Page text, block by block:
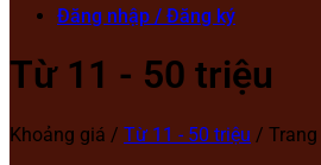
Đăng nhập / Đăng ký
Từ 11 - 50 triệu
Khoảng giá / Từ 11 - 50 triệu /